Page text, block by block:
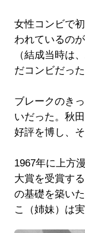
女性コンビで
われているの
（結成当時は
だコンビだった
ブレークのき
いだった。秋
好評を博し、
1967年に上方
大賞を受賞す
の基礎を築い
こ（姉妹）は